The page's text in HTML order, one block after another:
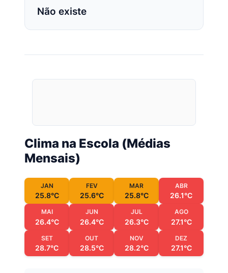
Não existe
Clima na Escola (Médias
Mensais)
JAN
25.8°C
FEV
25.6°C
MAR
25.8°C
ABR
26.1°C
MAI
26.4°C
JUN
26.4°C
JUL
26.3°C
AGO
27.1°C
SET
28.7°C
OUT
28.5°C
NOV
28.2°C
DEZ
27.1°C